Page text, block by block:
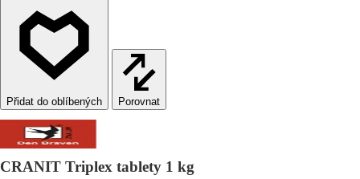
Porovnat
CRANIT Triplex tablety 1 kg